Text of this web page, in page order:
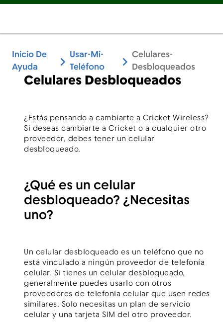
Menú
Inicio De
Ayuda
Usar-Mi-
Teléfono
Celulares-
Desbloqueados
Celulares Desbloqueados
¿Estás pensando a cambiarte a Cricket Wireless?
Si deseas cambiarte a Cricket o a cualquier otro
proveedor, debes tener un celular
desbloqueado.
¿Qué es un celular
desbloqueado? ¿Necesitas
uno?
Un celular desbloqueado es un teléfono que no
está vinculado a ningún proveedor de telefonía
celular. Si tienes un celular desbloqueado,
generalmente puedes usarlo con otros
proveedores de telefonía celular que usen redes
similares. Solo necesitas un plan de servicio
celular y una tarjeta SIM del otro proveedor.